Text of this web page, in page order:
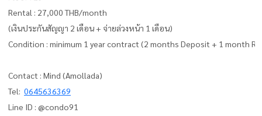
Rental : 27,000 THB/month
(เงินประกันสัญญา 2 เดือน + จ่ายล่วงหน้า 1 เดือน)
Condition : minimum 1 year contract (2 months Deposit + 1 month
Contact : Mind (Amollada)
Tel: 0645636369
Line ID : @condo91